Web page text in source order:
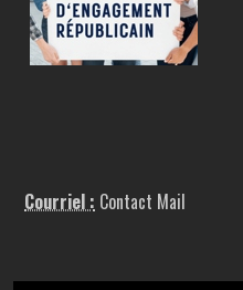
Courriel : Contact Mail